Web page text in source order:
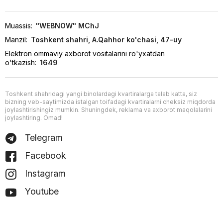
Muassis: "WEBNOW" MChJ
Manzil: Toshkent shahri, A.Qahhor ko'chasi, 47-uy
Elektron ommaviy axborot vositalarini ro'yxatdan
o'tkazish: 1649
Toshkent shahridagi yangi binolardagi kvartiralarga talab katta, siz
bizning veb-saytimizda istalgan toifadagi kvartiralarni cheksiz miqdorda
joylashtirishingiz mumkin. Shuningdek, reklama va axborot maqolalarini
joylashtiring. Omad!
Telegram
Facebook
Instagram
Youtube